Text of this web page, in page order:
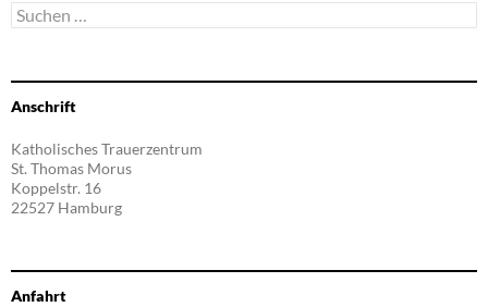
Suchen
nach:
Anschrift
Katholisches Trauerzentrum
St. Thomas Morus
Koppelstr. 16
22527 Hamburg
Anfahrt